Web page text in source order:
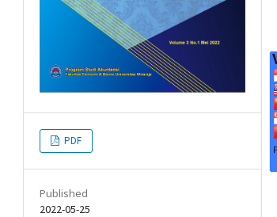
PDF
Published
2022-05-25